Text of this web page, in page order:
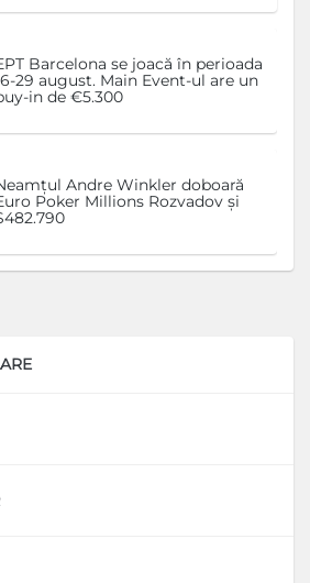
Barcelona se joacă în perioada
29 august. Main Event-ul are un
in de €5.300
Andre Winkler doboară
Poker Millions Rozvadov și